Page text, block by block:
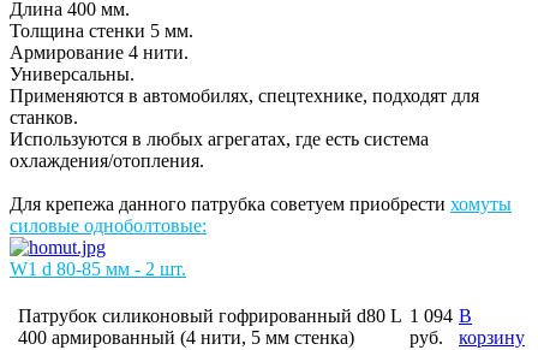
Длина 400 мм.
Толщина стенки 5 мм.
Армирование 4 нити.
Универсальны.
Применяются в автомобилях, спецтехнике, подходят для
станков.
Используются в любых агрегатах, где есть система
охлаждения/отопления.
Для крепежа данного патрубка советуем приобрести хомуты
силовые одноболтовые:
W1 d 80-85 мм - 2 шт.
Патрубок силиконовый гофрированный d80 L
400 армированный (4 нити, 5 мм стенка)
1 094
руб.
В
корзину